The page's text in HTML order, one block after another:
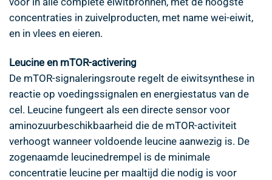
concentraties in zuivelproducten, met name wei-eiwit,
en in vlees en eieren.
Leucine en mTOR-activering
De mTOR-signaleringsroute regelt de eiwitsynthese in
reactie op voedingssignalen en energiestatus van de
cel. Leucine fungeert als een directe sensor voor
aminozuurbeschikbaarheid die de mTOR-activiteit
verhoogt wanneer voldoende leucine aanwezig is. De
zogenaamde leucinedrempel is de minimale
concentratie leucine per maaltijd die nodig is voor